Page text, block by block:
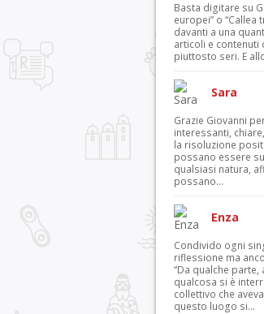
Basta digitare su
europei” o “Callea
davanti a una
articoli e contenuti
piuttosto seri. E
Sara
Grazie Giovanni
interessanti,
la risoluzione
possano essere
qualsiasi natura,
possano...
Enza
Condivido ogni
riflessione ma
“Da qualche
qualcosa si è
collettivo che
questo luogo si...